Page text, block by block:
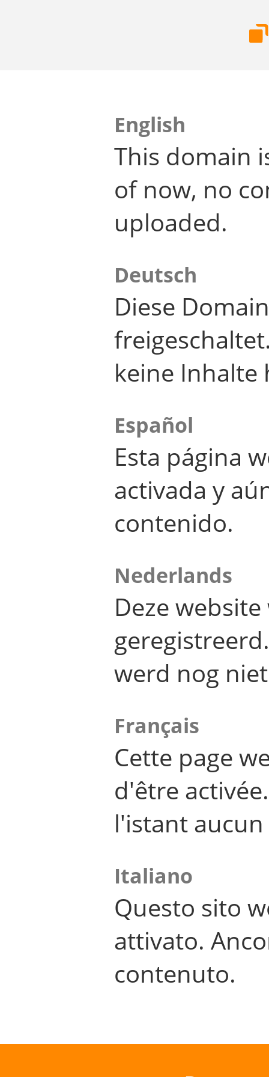
English
This domain
of now, no
uploaded.
Deutsch
Diese
keine Inhalte
Español
Esta página
activada y
contenido.
Nederlands
Deze
werd nog
Français
Cette page
d'être
l'istant
Italiano
Questo sito
attivato.
contenuto.